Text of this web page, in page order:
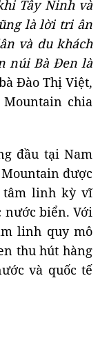
Tây Ninh và
là lời tri ân
và du khách
núi Bà Đen là
Đào Thị Việt,
Mountain chia
đầu tại Nam
được
tâm linh kỳ vĩ
nước biển. Với
linh quy mô
thu hút hàng
và quốc tế